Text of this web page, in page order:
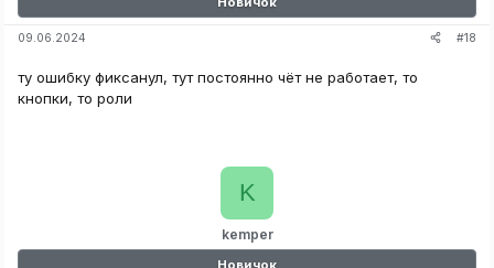
09.06.2024 #18
ту ошибку фиксанул, тут постоянно чёт не работает, то
кнопки, то роли
kemper
K
Новичок